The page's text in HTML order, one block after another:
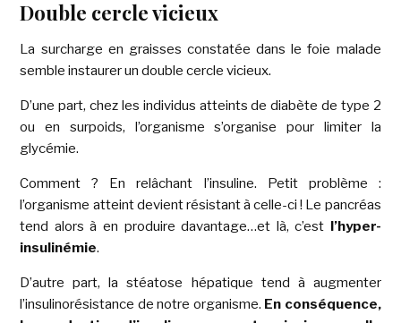
Double cercle vicieux
La surcharge en graisses constatée dans le foie malade
semble instaurer un double cercle vicieux.
D’une part, chez les individus atteints de diabète de type 2
ou en surpoids, l’organisme s’organise pour limiter la
glycémie.
Comment ? En relâchant l’insuline. Petit problème :
l’organisme atteint devient résistant à celle-ci ! Le pancréas
tend alors à en produire davantage…et là, c’est l’hyper-
insulinémie.
D’autre part, la stéatose hépatique tend à augmenter
l’insulinorésistance de notre organisme. En conséquence,